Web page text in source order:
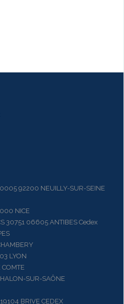
92200 NEUILLY-SUR-SEINE
NICE
06605 ANTIBES Cedex
LYON
COMTE
SUR-SAÔNE
BRIVE CEDEX